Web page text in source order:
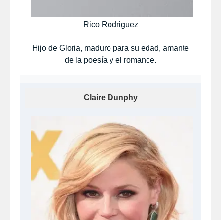
Rico Rodriguez
Hijo de Gloria, maduro para su edad, amante
de la poesía y el romance.
Claire Dunphy